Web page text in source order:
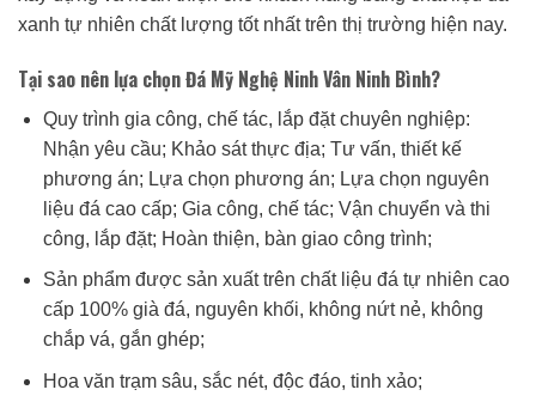
xanh tự nhiên chất lượng tốt nhất trên thị trường hiện nay.
Tại sao nên lựa chọn Đá Mỹ Nghệ Ninh Vân Ninh Bình?
Quy trình gia công, chế tác, lắp đặt chuyên nghiệp:
Nhận yêu cầu; Khảo sát thực địa; Tư vấn, thiết kế
phương án; Lựa chọn phương án; Lựa chọn nguyên
liệu đá cao cấp; Gia công, chế tác; Vận chuyển và thi
công, lắp đặt; Hoàn thiện, bàn giao công trình;
Sản phẩm được sản xuất trên chất liệu đá tự nhiên cao
cấp 100% già đá, nguyên khối, không nứt nẻ, không
chắp vá, gắn ghép;
Hoa văn trạm sâu, sắc nét, độc đáo, tinh xảo;